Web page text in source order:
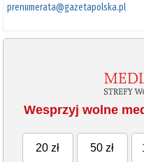
prenumerata@gazetapolska.pl
Wesprzyj wolne
20 zł 50 zł